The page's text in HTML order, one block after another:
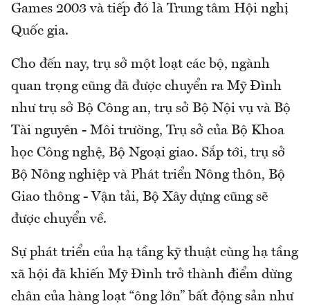
Games 2003 và tiếp đó là Trung tâm Hội nghị
Quốc gia.
Cho đến nay, trụ sở một loạt các bộ, ngành
quan trọng cũng đã được chuyển ra Mỹ Đình
như trụ sở Bộ Công an, trụ sở Bộ Nội vụ và Bộ
Tài nguyên - Môi trường, Trụ sở của Bộ Khoa
học Công nghệ, Bộ Ngoại giao. Sắp tới, trụ sở
Bộ Nông nghiệp và Phát triển Nông thôn, Bộ
Giao thông - Vận tải, Bộ Xây dựng cũng sẽ
được chuyển về.
Sự phát triển của hạ tầng kỹ thuật cùng hạ tầng
xã hội đã khiến Mỹ Đình trở thành điểm dừng
chân của hàng loạt “ông lớn” bất động sản như